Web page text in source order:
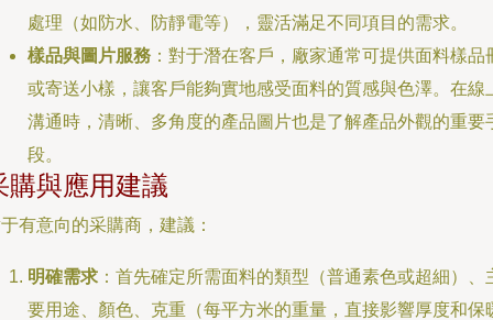
處理（如防水、防靜電等），靈活滿足不同項目的需求。
樣品與圖片服務 ：對于潛在客戶，廠家通常可提供面料樣品
或寄送小樣，讓客戶能夠實地感受面料的質感與色澤。在線
溝通時，清晰、多角度的產品圖片也是了解產品外觀的重要
段。
購與應用建議
有意向的采購商，建議：
明確需求 ：首先確定所需面料的類型（普通素色或超細）、
要用途、顏色、克重（每平方米的重量，直接影響厚度和保